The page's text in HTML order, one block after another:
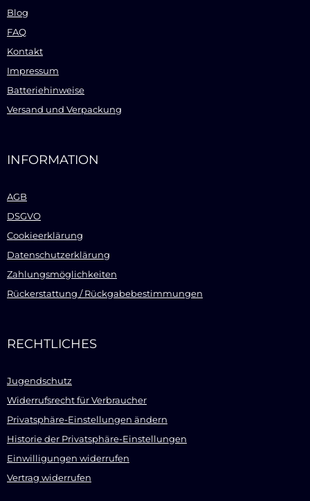
Blog
FAQ
Kontakt
Impressum
Batteriehinweise
Versand und Verpackung
INFORMATION
AGB
DSGVO
Cookieerklärung
Datenschutzerklärung
Zahlungsmöglichkeiten
Rückerstattung / Rückgabebestimmungen
RECHTLICHES
Jugendschutz
Widerrufsrecht für Verbraucher
Privatsphäre-Einstellungen ändern
Historie der Privatsphäre-Einstellungen
Einwilligungen widerrufen
Vertrag widerrufen